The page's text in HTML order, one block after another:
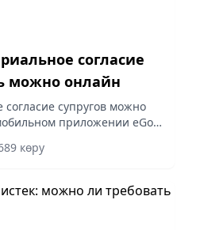
согласие
можно онлайн
супругов можно
приложении eGov
көру